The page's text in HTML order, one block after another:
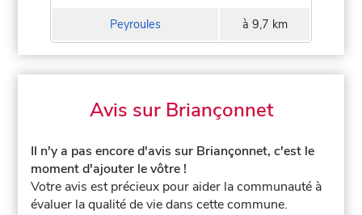
Peyroules à 9,7 km
Avis sur Briançonnet
Il n'y a pas encore d'avis sur Briançonnet, c'est le
moment d'ajouter le vôtre !
Votre avis est précieux pour aider la communauté à
évaluer la qualité de vie dans cette commune.